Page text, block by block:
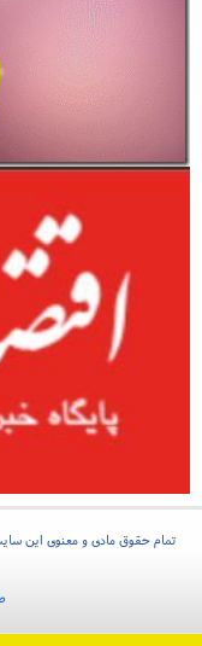
تمام حقوق مادی و معنوی این سایت